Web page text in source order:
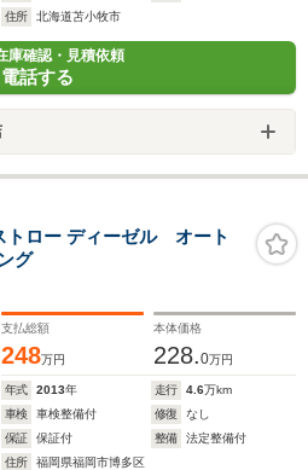
住所
北海道苫小牧市
庫確認・見積依頼
電話する
トロー ディーゼル オート
グ
支払総額
248万円
本体価格
228.0万円
年式 2013年 走行 4.6万km
車検
車検整備付 修復
なし
保証
保証付 整備
法定整備付
住所
福岡県福岡市博多区